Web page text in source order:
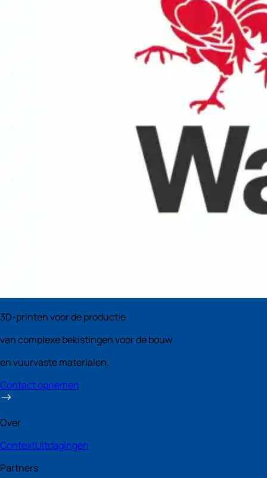
3D-printen voor de productie
van complexe bekistingen voor de bouw
en vuurvaste materialen.
Contact opnemen
Over
ContextUitdagingen
Partners